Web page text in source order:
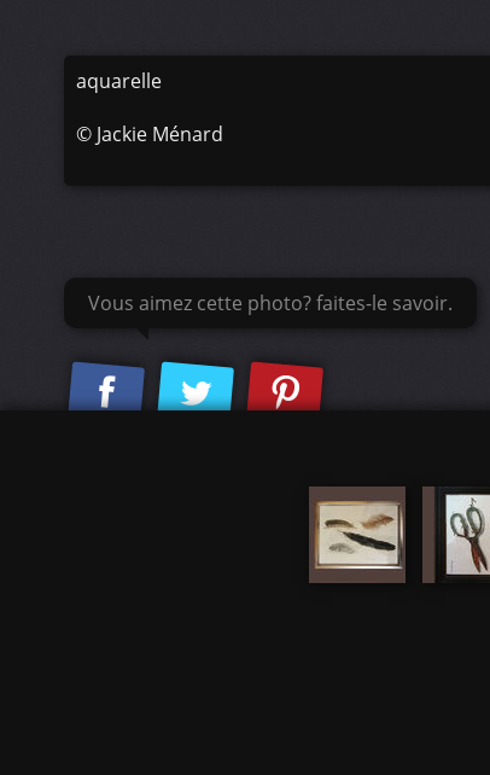
aquarelle
© Jackie Ménard
Vous aimez cette photo? faites-le savoir.